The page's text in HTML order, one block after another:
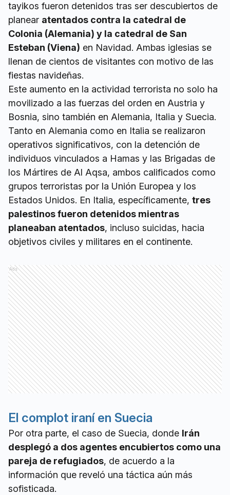
tayikos fueron detenidos tras ser descubiertos de
planear atentados contra la catedral de
Colonia (Alemania) y la catedral de San
Esteban (Viena) en Navidad. Ambas iglesias se
llenan de cientos de visitantes con motivo de las
fiestas navideñas.
Este aumento en la actividad terrorista no solo ha
movilizado a las fuerzas del orden en Austria y
Bosnia, sino también en Alemania, Italia y Suecia.
Tanto en Alemania como en Italia se realizaron
operativos significativos, con la detención de
individuos vinculados a Hamas y las Brigadas de
los Mártires de Al Aqsa, ambos calificados como
grupos terroristas por la Unión Europea y los
Estados Unidos. En Italia, específicamente, tres
palestinos fueron detenidos mientras
planeaban atentados, incluso suicidas, hacia
objetivos civiles y militares en el continente.
Ads
El complot iraní en Suecia
Por otra parte, el caso de Suecia, donde Irán
desplegó a dos agentes encubiertos como una
pareja de refugiados, de acuerdo a la
información que reveló una táctica aún más
sofisticada.